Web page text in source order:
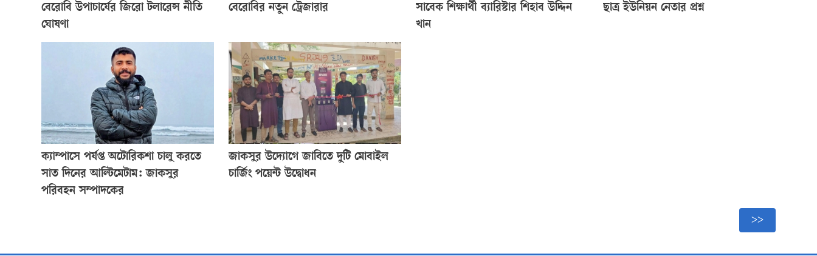
বেরোবি উপাচার্যের জিরো টলারেন্স নীতি
ঘোষণা
বেরোবির নতুন ট্রেজারার
সাবেক শিক্ষার্থী ব্যারিস্টার শিহাব উদ্দিন
খান
ছাত্র ইউনিয়ন নেতার প্রশ্ন
ক্যাম্পাসে পর্যপ্ত অটোরিকশা চালু করতে
সাত দিনের আল্টিমেটাম: জাকসুর
পরিবহন সম্পাদকের
জাকসুর উদ্যোগে জাবিতে দুটি মোবাইল
চার্জিং পয়েন্ট উদ্বোধন
>>